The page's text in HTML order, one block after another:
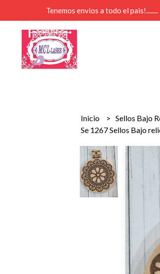
Tenemos envios a todo el
Inicio Sellos Bajo
Se 1267 Sellos Bajo